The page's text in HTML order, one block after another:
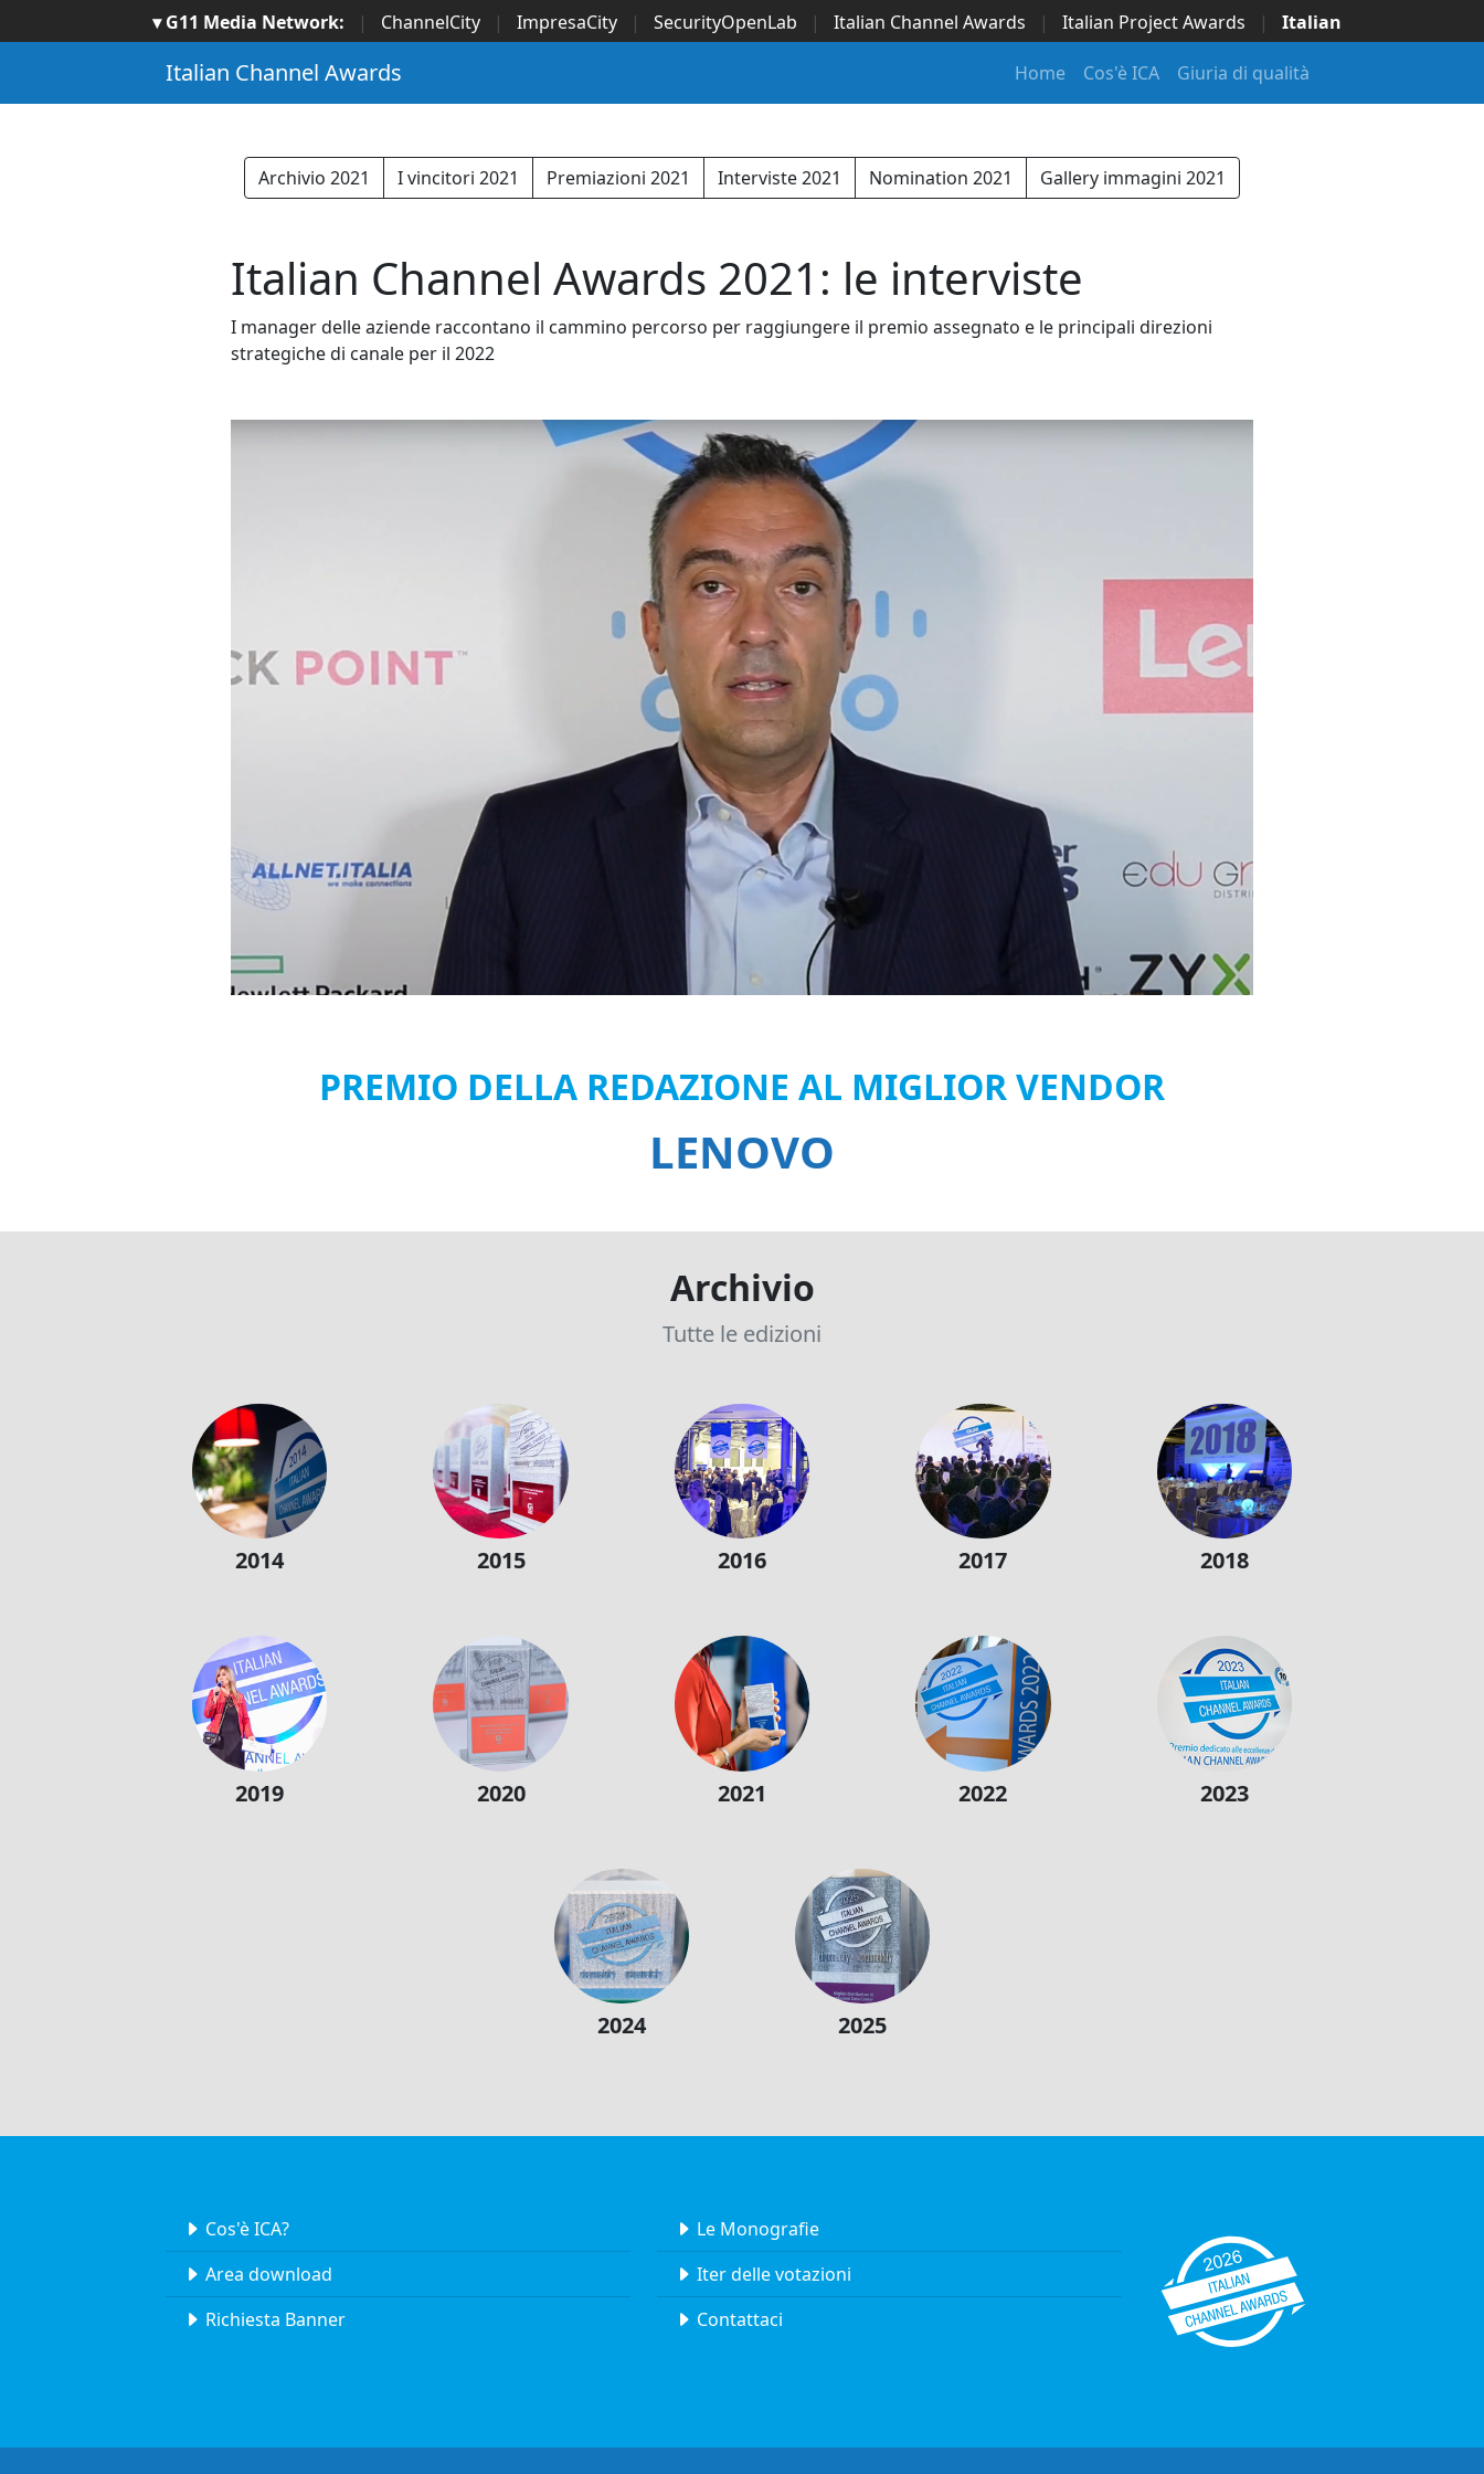
▾ G11 Media Network: | ChannelCity | ImpresaCity | SecurityOpenLab | Italian Channel Awards | Italian Project Awards |
Italian
Security Awards | ...
Italian Channel Awards Home Cos'è ICA Giuria di qualità
Archivio 2021 I vincitori 2021 Premiazioni 2021 Interviste 2021 Nomination 2021 Gallery immagini 2021
Italian Channel Awards 2021: le interviste
I manager delle aziende raccontano il cammino percorso per raggiungere il premio assegnato e le principali direzioni
strategiche di canale per il 2022
PREMIO DELLA REDAZIONE AL MIGLIOR VENDOR
LENOVO
Archivio
Tutte le edizioni
2014 2015 2016 2017 2018
2019 2020 2021 2022 2023
2024 2025
Cos'è ICA?
Area download
Richiesta Banner
Le Monografie
Iter delle votazioni
Contattaci